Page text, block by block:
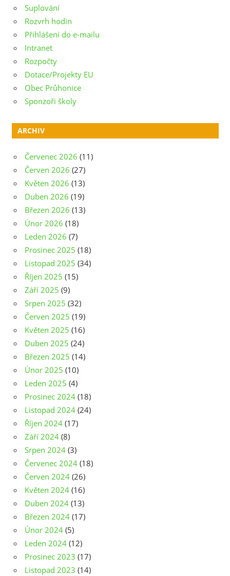
Suplování
Rozvrh hodin
Přihlášení do e-mailu
Intranet
Rozpočty
Dotace/Projekty EU
Obec Průhonice
Sponzoři školy
ARCHIV
Červenec 2026 (11)
Červen 2026 (27)
Květen 2026 (13)
Duben 2026 (19)
Březen 2026 (13)
Únor 2026 (18)
Leden 2026 (7)
Prosinec 2025 (18)
Listopad 2025 (34)
Říjen 2025 (15)
Září 2025 (9)
Srpen 2025 (32)
Červen 2025 (19)
Květen 2025 (16)
Duben 2025 (24)
Březen 2025 (14)
Únor 2025 (10)
Leden 2025 (4)
Prosinec 2024 (18)
Listopad 2024 (24)
Říjen 2024 (17)
Září 2024 (8)
Srpen 2024 (3)
Červenec 2024 (18)
Červen 2024 (26)
Květen 2024 (16)
Duben 2024 (13)
Březen 2024 (17)
Únor 2024 (5)
Leden 2024 (12)
Prosinec 2023 (17)
Listopad 2023 (14)